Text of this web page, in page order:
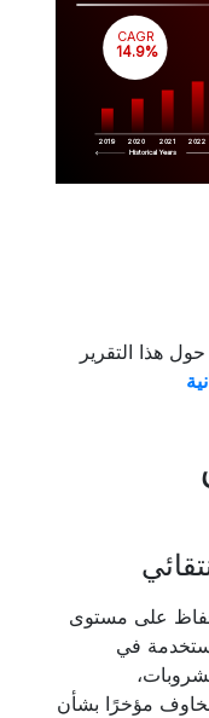
2019 2020 2021 2022
CAGR
14.9%
Historical Years
هذا التقرير
على مستوى
في
مخاوف مؤخرًا بشأن